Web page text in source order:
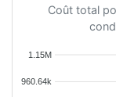
Coût total
1.15M
960.64k